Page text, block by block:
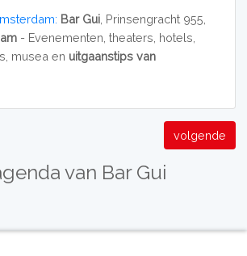
Bar Gui, Prinsengracht 955,
- Evenementen, theaters, hotels,
musea en uitgaanstips van
volgende
van Bar Gui